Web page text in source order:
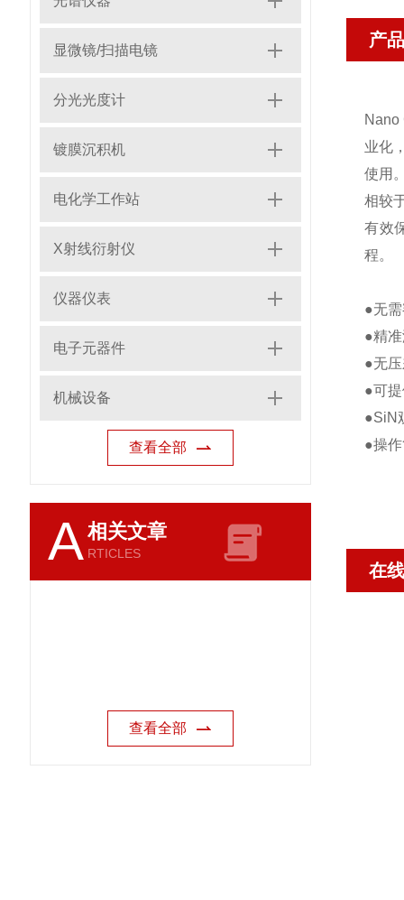
显微镜/扫描电镜
分光光度计
镀膜沉积机
电化学工作站
X射线衍射仪
仪器仪表
电子元器件
机械设备
查看全部
A相关文章
RTICLES
查看全部
产
业化
使用
相较
有效
程。
●无
●精
●无
●可
●SiN
●操
在